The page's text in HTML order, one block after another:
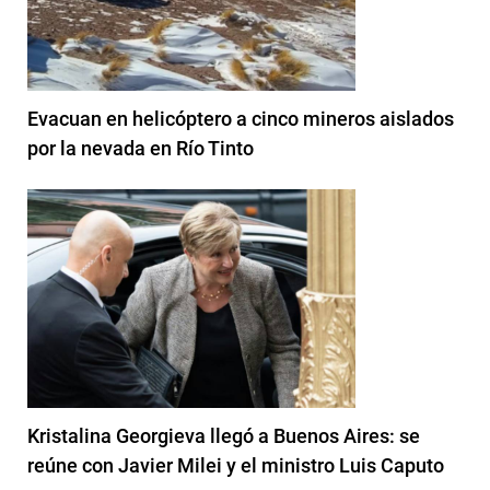
Evacuan en helicóptero a cinco mineros aislados
por la nevada en Río Tinto
Kristalina Georgieva llegó a Buenos Aires: se
reúne con Javier Milei y el ministro Luis Caputo